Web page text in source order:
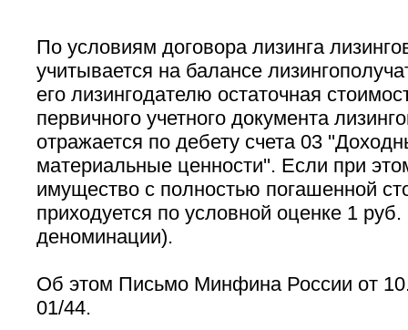
По условиям договора лизинга
учитывается на балансе
его лизингодателю остаточная
первичного учетного документа
отражается по дебету счета 03
материальные ценности''. Если при
имущество с полностью погашенной
приходуется по условной оценке 1 руб.
деноминации).
Об этом Письмо Минфина России от
01/44.